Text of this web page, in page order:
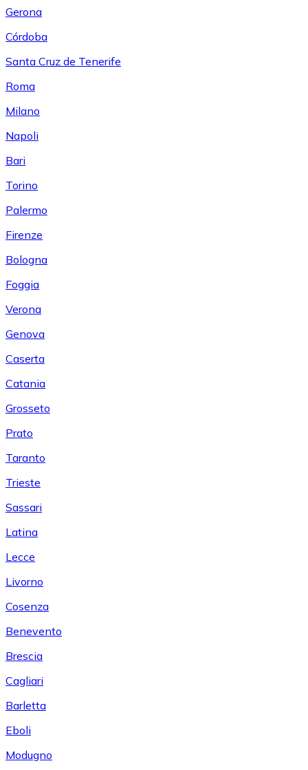
Gerona
Córdoba
Santa Cruz de Tenerife
Roma
Milano
Napoli
Bari
Torino
Palermo
Firenze
Bologna
Foggia
Verona
Genova
Caserta
Catania
Grosseto
Prato
Taranto
Trieste
Sassari
Latina
Lecce
Livorno
Cosenza
Benevento
Brescia
Cagliari
Barletta
Eboli
Modugno